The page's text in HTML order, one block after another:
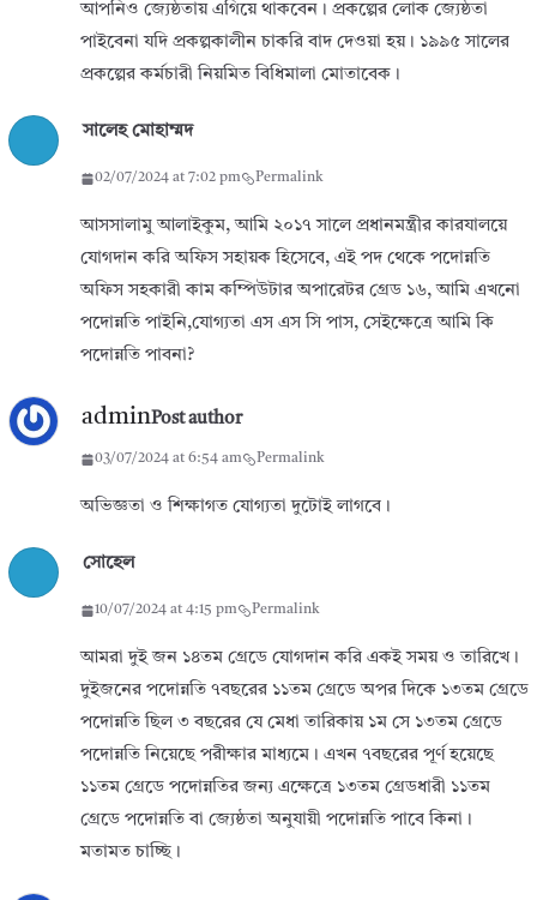
আপনিও জ্যেষ্ঠতায় এগিয়ে থাকবেন। প্রকল্পের লোক জ্যেষ্ঠতা
পাইবেনা যদি প্রকল্পকালীন চাকরি বাদ দেওয়া হয়। ১৯৯৫ সালের
প্রকল্পের কর্মচারী নিয়মিত বিধিমালা মোতাবেক।
সালেহ মোহাম্মদ
02/07/2024 at 7:02 pm Permalink
আসসালামু আলাইকুম, আমি ২০১৭ সালে প্রধানমন্ত্রীর কারযালয়ে
যোগদান করি অফিস সহায়ক হিসেবে, এই পদ থেকে পদোন্নতি
অফিস সহকারী কাম কম্পিউটার অপারেটর গ্রেড ১৬, আমি এখনো
পদোন্নতি পাইনি,যোগ্যতা এস এস সি পাস, সেইক্ষেত্রে আমি কি
পদোন্নতি পাবনা?
adminPost author
03/07/2024 at 6:54 am Permalink
অভিজ্ঞতা ও শিক্ষাগত যোগ্যতা দুটোই লাগবে।
সোহেল
10/07/2024 at 4:15 pm Permalink
আমরা দুই জন ১৪তম গ্রেডে যোগদান করি একই সময় ও তারিখে।
দুইজনের পদোন্নতি ৭বছরের ১১তম গ্রেডে অপর দিকে ১৩তম গ্রেডে
পদোন্নতি ছিল ৩ বছরের যে মেধা তারিকায় ১ম সে ১৩তম গ্রেডে
পদোন্নতি নিয়েছে পরীক্ষার মাধ্যমে। এখন ৭বছরের পূর্ণ হয়েছে
১১তম গ্রেডে পদোন্নতির জন্য এক্ষেত্রে ১৩তম গ্রেডধারী ১১তম
গ্রেডে পদোন্নতি বা জ্যেষ্ঠতা অনুযায়ী পদোন্নতি পাবে কিনা।
মতামত চাচ্ছি।